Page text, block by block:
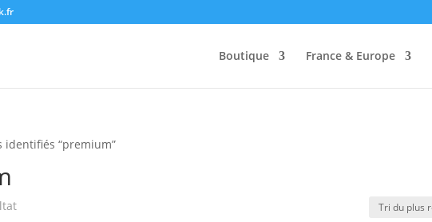
Boutique France & Europe
identifiés “premium”